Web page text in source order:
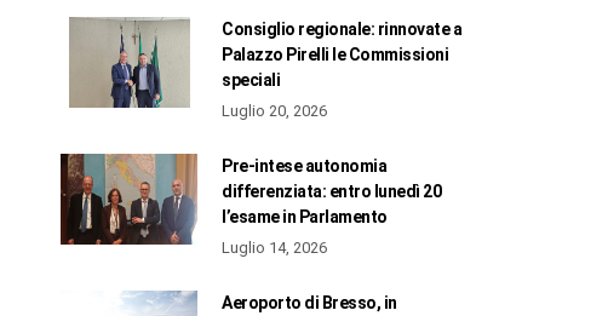
Consiglio regionale: rinnovate a
Palazzo Pirelli le Commissioni
speciali
Luglio 20, 2026
Pre-intese autonomia
differenziata: entro lunedì 20
l’esame in Parlamento
Luglio 14, 2026
Aeroporto di Bresso, in